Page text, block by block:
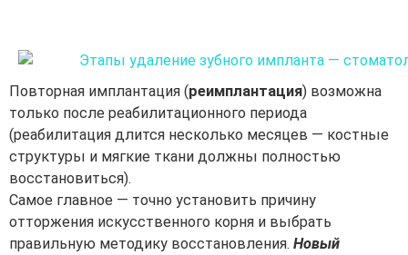
Повторная имплантация (реимплантация) возможна
только после реабилитационного периода
(реабилитация длится несколько месяцев — костные
структуры и мягкие ткани должны полностью
восстановиться).
Самое главное — точно установить причину
отторжения искусственного корня и выбрать
правильную методику восстановления. Новый